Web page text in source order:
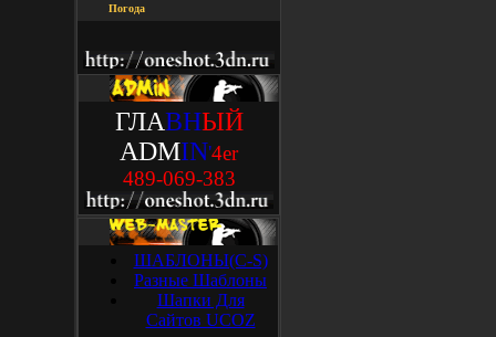
Погода
ГЛАВНЫЙ
ADMIN'4er
489-069-383
ШАБЛОНЫ(C-S)
Разные Шаблоны
Шапки Для
Сайтов UCOZ